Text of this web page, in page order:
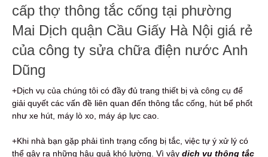
cấp thợ thông tắc cống tại phường
Mai Dịch quận Cầu Giấy Hà Nội giá rẻ
của công ty sửa chữa điện nước Anh
Dũng
+Dịch vụ của chúng tôi có đầy đủ trang thiết bị và công cụ để
giải quyết các vấn đề liên quan đến thông tắc cống, hút bể phốt
như xe hút, máy lò xo, máy áp lực cao.
+Khi nhà bạn gặp phải tình trạng cống bị tắc, việc tự ý xử lý có
thể gây ra những hậu quả khó lường. Vì vậy dịch vụ thông tắc